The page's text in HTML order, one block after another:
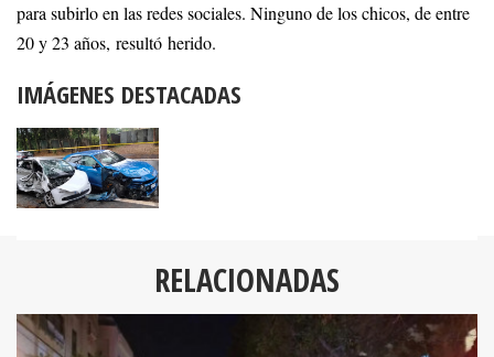
para subirlo en las redes sociales. Ninguno de los chicos, de entre
20 y 23 años, resultó herido.
IMÁGENES DESTACADAS
RELACIONADAS